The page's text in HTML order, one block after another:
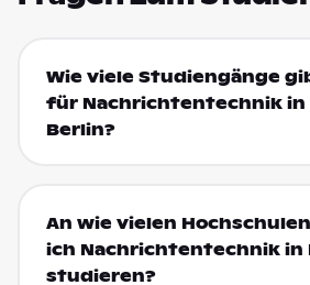
Wie viele Studiengänge
für Nachrichtentechnik in
Berlin?
An wie vielen
ich Nachrichtentechnik in
studieren?